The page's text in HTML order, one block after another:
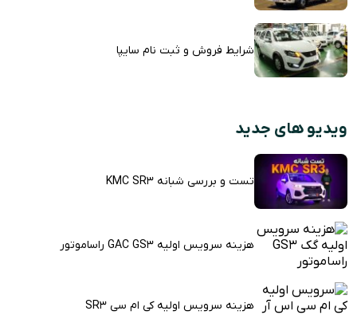
شرایط فروش و ثبت نام سایپا
ویدیو های جدید
تست و بررسی شبانه KMC SR3
هزینه سرویس اولیه GAC GS3 راساموتور
هزینه سرویس اولیه کی ام سی SR3